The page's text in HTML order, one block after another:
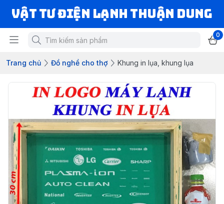
VẬT TƯ ĐIỆN LẠNH THUẬN DUNG
0
Trang chủ Đồ nghề cho thợ Khung in lụa, khung lụa